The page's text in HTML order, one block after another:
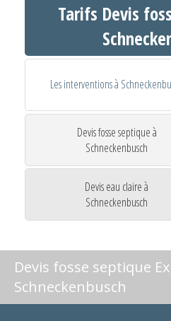
Tarifs Devis
Les interventions à
Devis fosse septique à
Schneckenbusch
Devis eau claire à
Schneckenbusch
Devis fosse septique
Schneckenbusch